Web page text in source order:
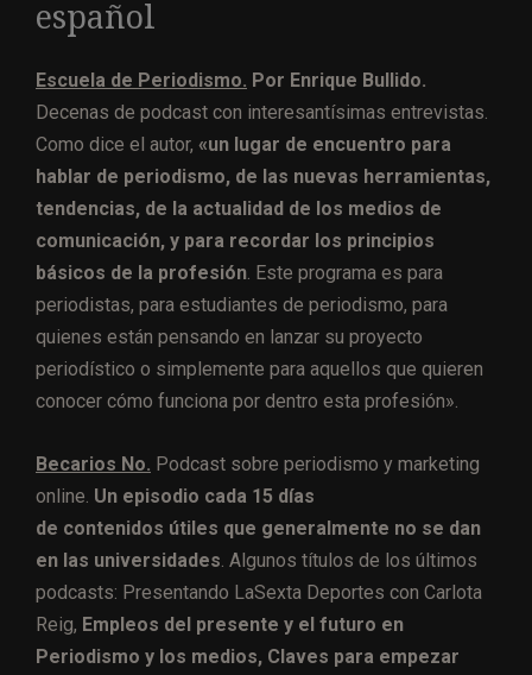
español
Escuela de Periodismo. Por Enrique Bullido.
Decenas de podcast con interesantísimas entrevistas.
Como dice el autor, «un lugar de encuentro para
hablar de periodismo, de las nuevas herramientas,
tendencias, de la actualidad de los medios de
comunicación, y para recordar los principios
básicos de la profesión. Este programa es para
periodistas, para estudiantes de periodismo, para
quienes están pensando en lanzar su proyecto
periodístico o simplemente para aquellos que quieren
conocer cómo funciona por dentro esta profesión».
Becarios No. Podcast sobre periodismo y marketing
online. Un episodio cada 15 días
de contenidos útiles que generalmente no se dan
en las universidades. Algunos títulos de los últimos
podcasts: Presentando LaSexta Deportes con Carlota
Reig, Empleos del presente y el futuro en
Periodismo y los medios, Claves para empezar